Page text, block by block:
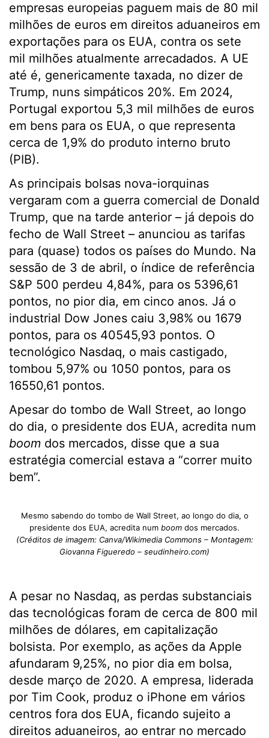
empresas europeias paguem mais de 80 mil
milhões de euros em direitos aduaneiros em
exportações para os EUA, contra os sete
mil milhões atualmente arrecadados. A UE
até é, genericamente taxada, no dizer de
Trump, nuns simpáticos 20%. Em 2024,
Portugal exportou 5,3 mil milhões de euros
em bens para os EUA, o que representa
cerca de 1,9% do produto interno bruto
(PIB).
As principais bolsas nova-iorquinas
vergaram com a guerra comercial de Donald
Trump, que na tarde anterior – já depois do
fecho de Wall Street – anunciou as tarifas
para (quase) todos os países do Mundo. Na
sessão de 3 de abril, o índice de referência
S&P 500 perdeu 4,84%, para os 5396,61
pontos, no pior dia, em cinco anos. Já o
industrial Dow Jones caiu 3,98% ou 1679
pontos, para os 40545,93 pontos. O
tecnológico Nasdaq, o mais castigado,
tombou 5,97% ou 1050 pontos, para os
16550,61 pontos.
Apesar do tombo de Wall Street, ao longo
do dia, o presidente dos EUA, acredita num
boom dos mercados, disse que a sua
estratégia comercial estava a “correr muito
bem”.
Mesmo sabendo do tombo de Wall Street, ao longo do dia, o
presidente dos EUA, acredita num boom dos mercados.
(Créditos de imagem: Canva/Wikimedia Commons – Montagem:
Giovanna Figueredo – seudinheiro.com)
A pesar no Nasdaq, as perdas substanciais
das tecnológicas foram de cerca de 800 mil
milhões de dólares, em capitalização
bolsista. Por exemplo, as ações da Apple
afundaram 9,25%, no pior dia em bolsa,
desde março de 2020. A empresa, liderada
por Tim Cook, produz o iPhone em vários
centros fora dos EUA, ficando sujeito a
direitos aduaneiros, ao entrar no mercado